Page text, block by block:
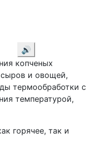
🔊
копченых
и овощей,
термообработки с
температурой,
горячее, так и